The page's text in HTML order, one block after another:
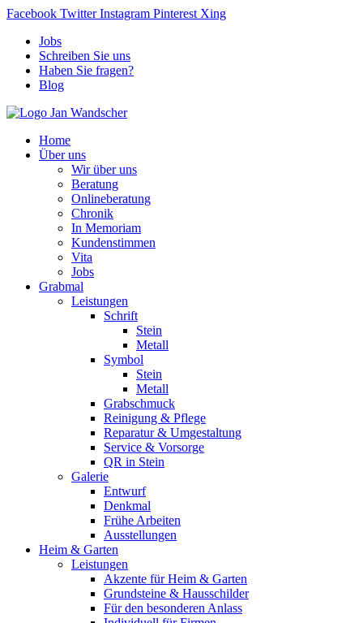
Facebook Twitter Instagram Pinterest Xing
Jobs
Schreiben Sie uns
Haben Sie fragen?
Blog
Home
Über uns
Wir über uns
Beratung
Onlineberatung
Chronik
In Memoriam
Kundenstimmen
Vita
Jobs
Grabmal
Leistungen
Schrift
Stein
Metall
Symbol
Stein
Metall
Grabschmuck
Reinigung & Pflege
Reparatur & Umgestaltung
Service & Vorsorge
QR in Stein
Galerie
Entwurf
Denkmal
Frühe Arbeiten
Ausstellungen
Heim & Garten
Leistungen
Akzente für Heim & Garten
Grundsteine & Hausschilder
Für den besonderen Anlass